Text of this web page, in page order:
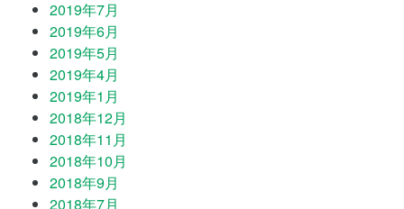
2019年7月
2019年6月
2019年5月
2019年4月
2019年1月
2018年12月
2018年11月
2018年10月
2018年9月
2018年7月